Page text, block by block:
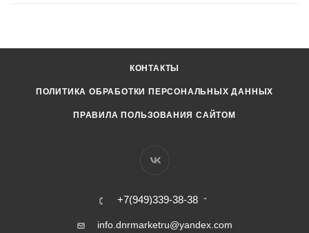
КОНТАКТЫ
ПОЛИТИКА ОБРАБОТКИ ПЕРСОНАЛЬНЫХ ДАННЫХ
ПРАВИЛА ПОЛЬЗОВАНИЯ САЙТОМ
+7(949)339-38-38
info.dnrmarketru@yandex.com